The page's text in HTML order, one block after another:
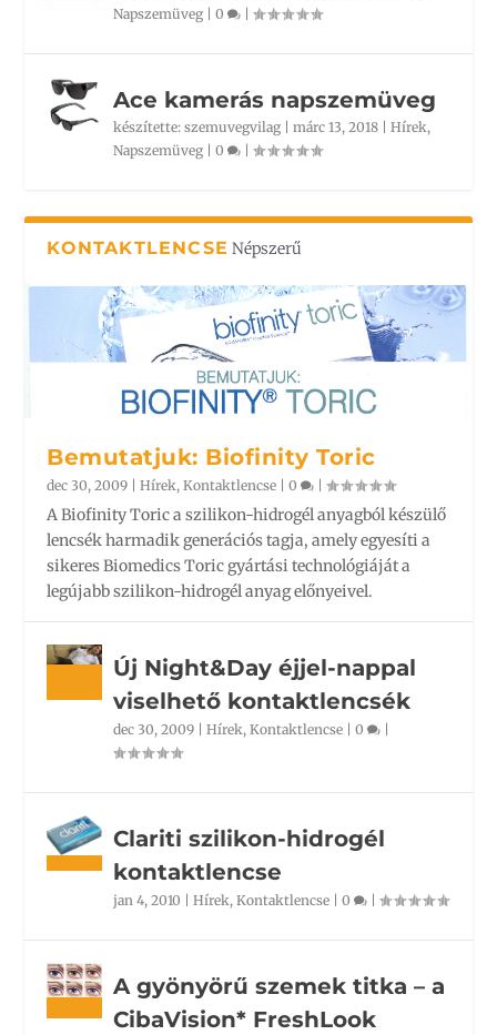
Napszemüveg |0 |
Ace kamerás napszemüveg
készítette:szemuvegvilag |márc 13, 2018 |Hírek,
Napszemüveg |0 |
KONTAKTLENCSE Népszerű
Bemutatjuk: Biofinity Toric
dec 30, 2009 |Hírek,Kontaktlencse |0 |
A Biofinity Toric a szilikon-hidrogél anyagból készülő
lencsék harmadik generációs tagja, amely egyesíti a
sikeres Biomedics Toric gyártási technológiáját a
legújabb szilikon-hidrogél anyag előnyeivel.
Új Night&Day éjjel-nappal
viselhető kontaktlencsék
dec 30, 2009 |Hírek,Kontaktlencse |0
Clariti szilikon-hidrogél
kontaktlencse
jan 4, 2010 |Hírek,Kontaktlencse |0 |
A gyönyörű szemek titka – a
CibaVision* FreshLook